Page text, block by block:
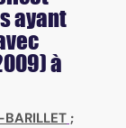
ayant
à
;